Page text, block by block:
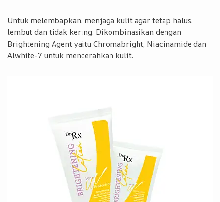
Untuk melembapkan, menjaga kulit agar tetap halus,
lembut dan tidak kering. Dikombinasikan dengan
Brightening Agent yaitu Chromabright, Niacinamide dan
Alwhite-7 untuk mencerahkan kulit.